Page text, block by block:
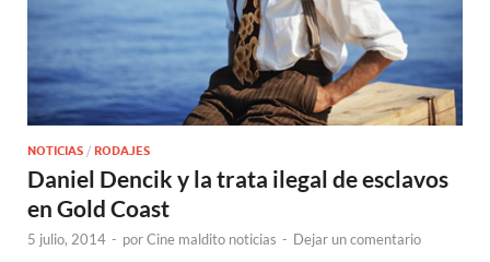
NOTICIAS / RODAJES
Daniel Dencik y la trata ilegal de esclavos
en Gold Coast
5 julio, 2014 - porCine maldito noticias - Dejar un comentario